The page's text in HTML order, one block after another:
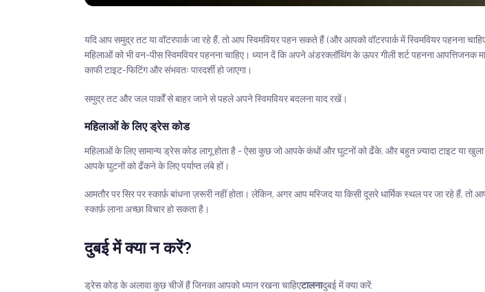
यदि आप समुद्र तट या वॉटरपार्क जा रहे हैं, तो आप स्विमवियर पहन सकते हैं (और आपको वॉटरपार्क में स्विमवियर पहनना
महिलाओं को भी वन-पीस स्विमवियर पहनना चाहिए। ध्यान दें कि अपने अंडरक्लॉथिंग के ऊपर गीली शर्ट पहनना आपत्तिजनक
काफी टाइट-फिटिंग और संभवतः पारदर्शी हो जाएगा।
समुद्र तट और जल पार्कों से बाहर जाने से पहले अपने स्विमवियर बदलना याद रखें।
महिलाओं के लिए ड्रेस कोड
महिलाओं के लिए सामान्य ड्रेस कोड लागू होता है - ऐसा कुछ जो आपके कंधों और घुटनों को ढँके, और बहुत ज़्यादा टाइट या
आपके घुटनों को ढँकने के लिए पर्याप्त लंबे हों।
आमतौर पर सिर पर स्कार्फ़ बांधना ज़रूरी नहीं होता। लेकिन, अगर आप मस्जिद या किसी दूसरे धार्मिक स्थल पर जा रहे हैं,
स्कार्फ़ लाना अच्छा विचार हो सकता है।
दुबई में क्या न करें?
ड्रेस कोड के अलावा कुछ चीजें हैं जिनका आपको ध्यान रखना चाहिएटालनादुबई में क्या करें: